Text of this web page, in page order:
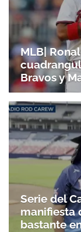
Gracias
MLB|
Bravos y
Serie del
manifiesta
bastante